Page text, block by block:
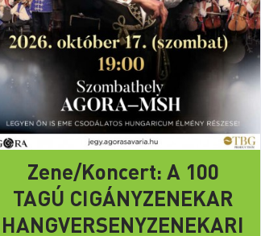
Zene/Koncert: A 100
TAGÚ CIGÁNYZENEKAR
HANGVERSENYZENEKARI